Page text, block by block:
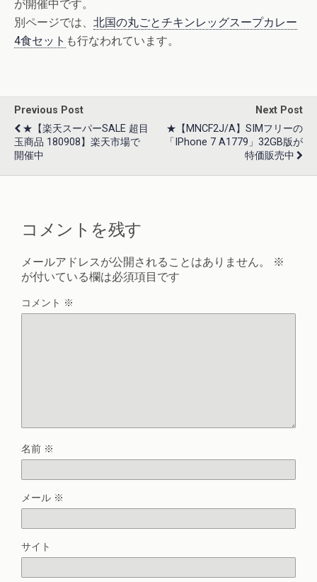
が開催中です。
別ページでは、 北国の丸ごとチキンレッグスープカレー
4食セット も行なわれています。
Previous Post
★【楽天スーパーSALE 超目
玉商品 180908】楽天市場で
開催中
Next Post
★【MNCF2J/A】SIMフリーの
「iPhone 7 A1779」32GB版が
特価販売中
コメントを残す
メールアドレスが公開されることはありません。
※
が付いている欄は必須項目です
コメント ※
名前 ※
メール ※
サイト